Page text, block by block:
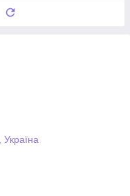
Україна